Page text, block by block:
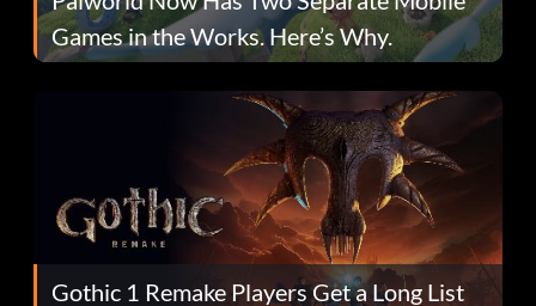
Games in the Works. Here’s Why.
Gothic 1 Remake Players Get a Long List